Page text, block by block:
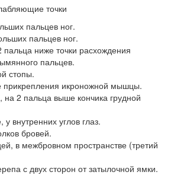
пальцев ног.
пальцев ног.
пальца ниже точки расхождения
пальцев.
стопы.
прикрепления икроножной мышцы.
на 2 пальца выше кончика грудной
внутренних углов глаз.
бровей.
в межбровном пространстве (третий
с двух сторон от затылочной ямки.